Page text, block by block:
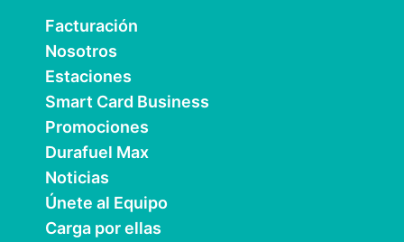
Facturación
Nosotros
Estaciones
Smart Card Business
Promociones
Durafuel Max
Noticias
Únete al Equipo
Carga por ellas